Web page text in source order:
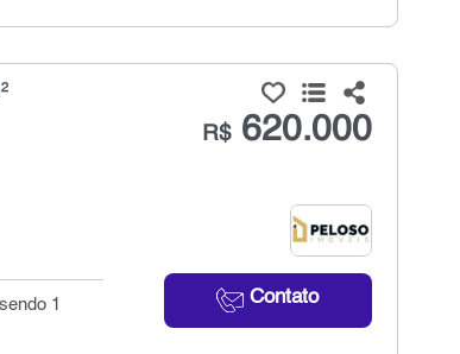
R$620.000
Contato
1